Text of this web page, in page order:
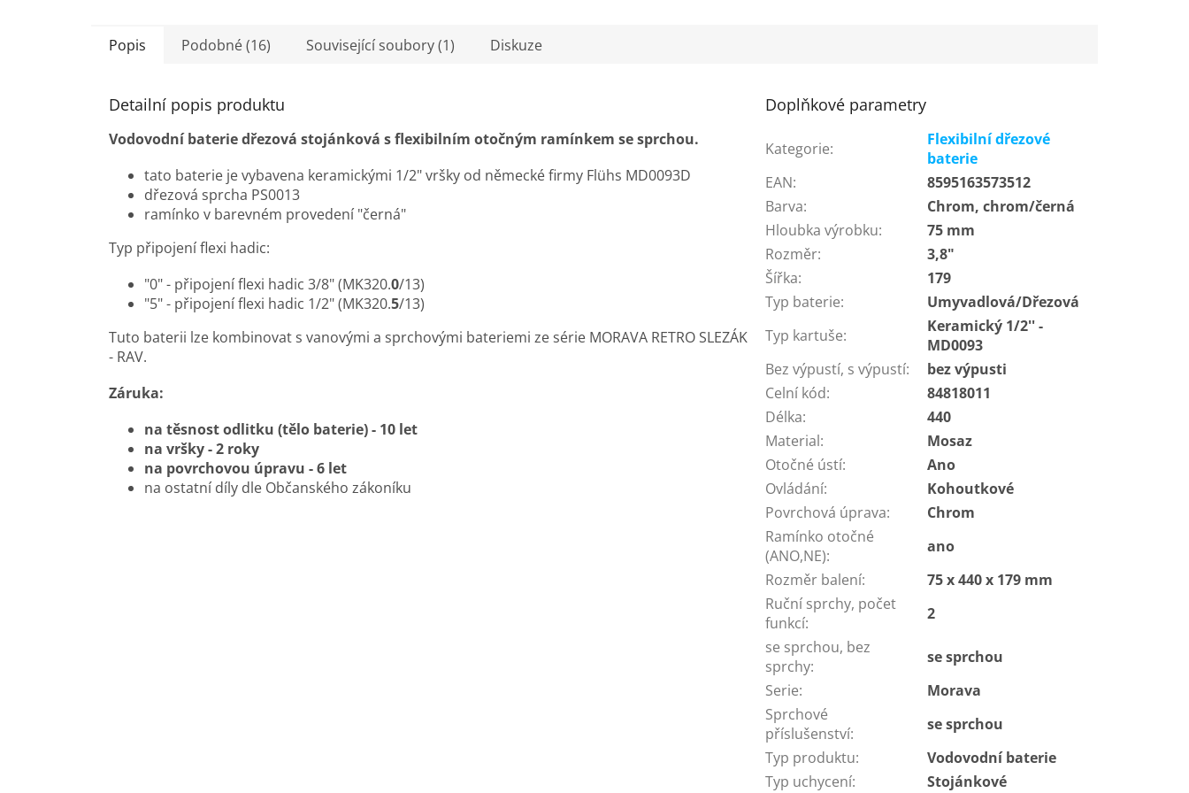
Popis Podobné (16) Související soubory (1) Diskuze
Detailní popis produktu
Vodovodní baterie dřezová stojánková s flexibilním otočným ramínkem se sprchou.
tato baterie je vybavena keramickými 1/2" vršky od německé firmy Flühs MD0093D
dřezová sprcha PS0013
ramínko v barevném provedení "černá"
Typ připojení flexi hadic:
"0" - připojení flexi hadic 3/8" (MK320.0/13)
"5" - připojení flexi hadic 1/2" (MK320.5/13)
Tuto baterii lze kombinovat s vanovými a sprchovými bateriemi ze série MORAVA RETRO SLEZÁK
- RAV.
Záruka:
na těsnost odlitku (tělo baterie) - 10 let
na vršky - 2 roky
na povrchovou úpravu - 6 let
na ostatní díly dle Občanského zákoníku
Doplňkové parametry
Kategorie:
Flexibilní dřezové
baterie
EAN:
8595163573512
Barva:
Chrom, chrom/černá
Hloubka výrobku:
75 mm
Rozměr:
3,8"
Šířka:
179
Typ baterie:
Umyvadlová/Dřezová
Typ kartuše:
Keramický 1/2'' -
MD0093
Bez výpustí, s výpustí:
bez výpusti
Celní kód:
84818011
Délka:
440
Material:
Mosaz
Otočné ústí:
Ano
Ovládání:
Kohoutkové
Povrchová úprava:
Chrom
Ramínko otočné
(ANO,NE):
ano
Rozměr balení:
75 x 440 x 179 mm
Ruční sprchy, počet
funkcí:
2
se sprchou, bez
sprchy:
se sprchou
Serie:
Morava
Sprchové
příslušenství:
se sprchou
Typ produktu:
Vodovodní baterie
Typ uchycení:
Stojánkové